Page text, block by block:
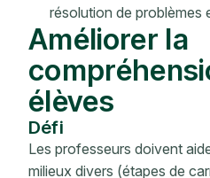
résolution de problèmes
Améliorer la
élèves
Défi
Les professeurs doivent
milieux divers (étapes de